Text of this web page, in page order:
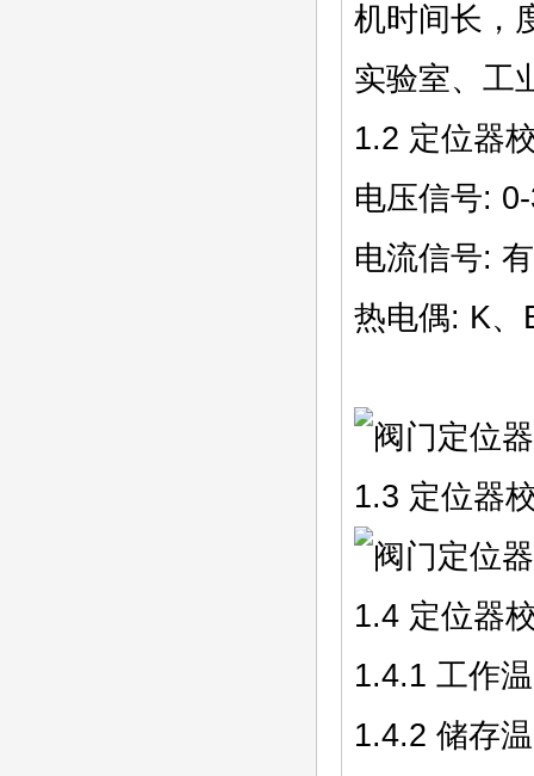
机时间长，
实验室、工
1.2 定位器
电压信号:
电流信号:
热电偶: K、
1.3 定位器
1.4 定位器
1.4.1 工作
1.4.2 储存